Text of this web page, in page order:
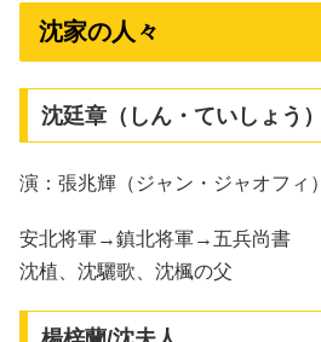
沈家の人々
沈廷章（しん・ていしょう
演：張兆輝（ジャン・ジャオフィ）
安北将軍→鎮北将軍→五兵尚書
沈植、沈驪歌、沈楓の父